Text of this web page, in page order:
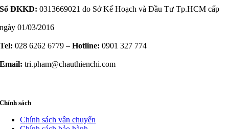
Số ĐKKD: 0313669021 do Sở Kế Hoạch và Đầu Tư Tp.HCM cấp
ngày 01/03/2016
Tel: 028 6262 6779 –Hotline: 0901 327 774
Email: tri.pham@chauthienchi.com
Chính sách
Chính sách vận chuyển